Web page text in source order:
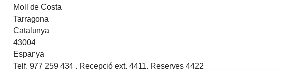
Moll de Costa
Tarragona
Catalunya
43004
Espanya
Telf. 977 259 434 . Recepció ext. 4411. Reserves 4422